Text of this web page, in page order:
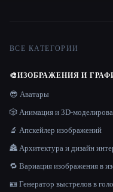
ВСЕ КАТЕГОРИИ
🎨ИЗОБРАЖЕНИЯ И
😎 Аватары
🎲 Анимация и 3D-
🔬 Апскейлер изображений
🏯 Архитектура и дизайн
🔁 Вариация изображения в
🪪 Генератор выстрелов в